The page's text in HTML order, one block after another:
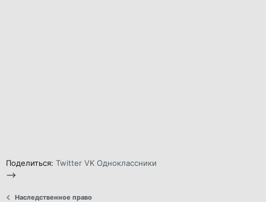
Поделиться: Twitter VK Одноклассники
-->
Наследственное право